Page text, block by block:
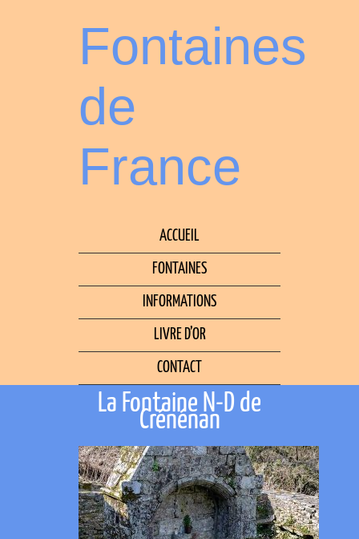
Fontaines
de
France
ACCUEIL
FONTAINES
INFORMATIONS
LIVRE D’OR
CONTACT
La Fontaine N-D de
Crénénan